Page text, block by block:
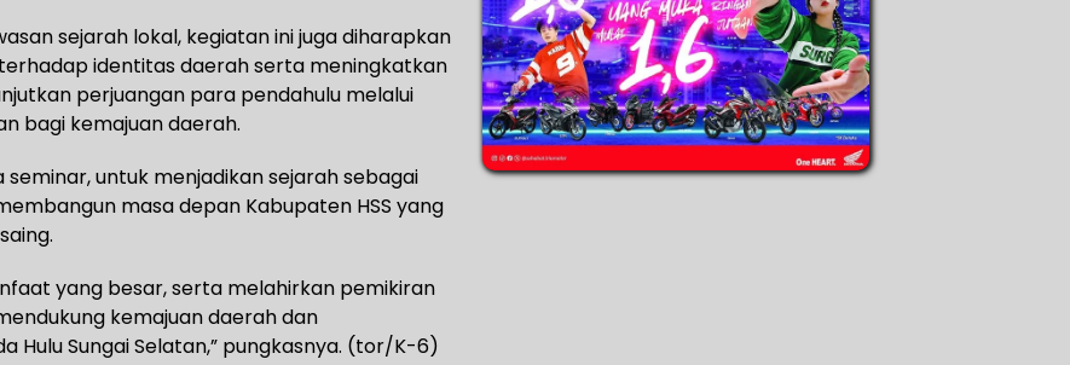
sejarah lokal, kegiatan ini juga diharapkan
identitas daerah serta meningkatkan
perjuangan para pendahulu melalui
bagi kemajuan daerah.
untuk menjadikan sejarah sebagai
masa depan Kabupaten HSS yang
yang besar, serta melahirkan pemikiran
kemajuan daerah dan
Hulu Sungai Selatan,” pungkasnya. (tor/K-6)